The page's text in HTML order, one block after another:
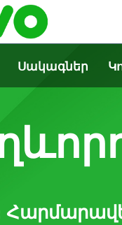
Սակագներ